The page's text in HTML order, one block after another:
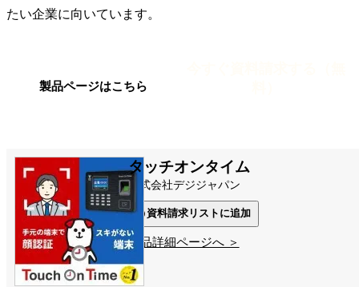
たい企業に向いています。
製品ページはこちら
タッチオンタイム
株式会社デジジャパン
資料請求リストに追加
製品詳細ページへ ＞